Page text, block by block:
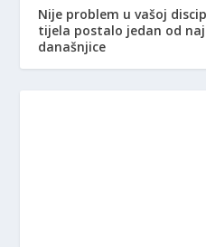
Nije problem u vašoj
tijela postalo jedan od
današnjice